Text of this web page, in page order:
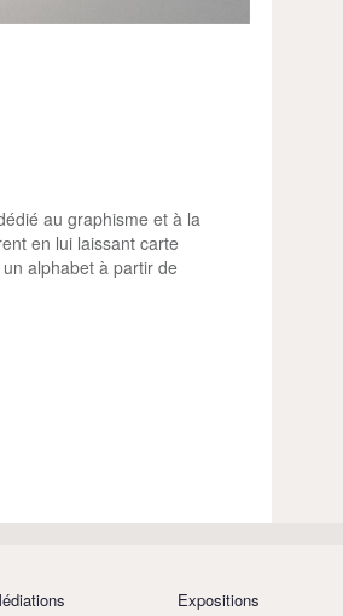
au graphisme et à la
en lui laissant carte
alphabet à partir de
Expositions